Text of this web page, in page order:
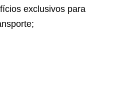
exclusivos para